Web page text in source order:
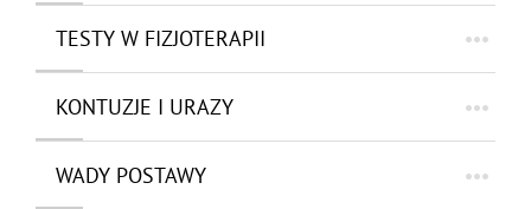
TESTY W FIZJOTERAPII
KONTUZJE I URAZY
WADY POSTAWY